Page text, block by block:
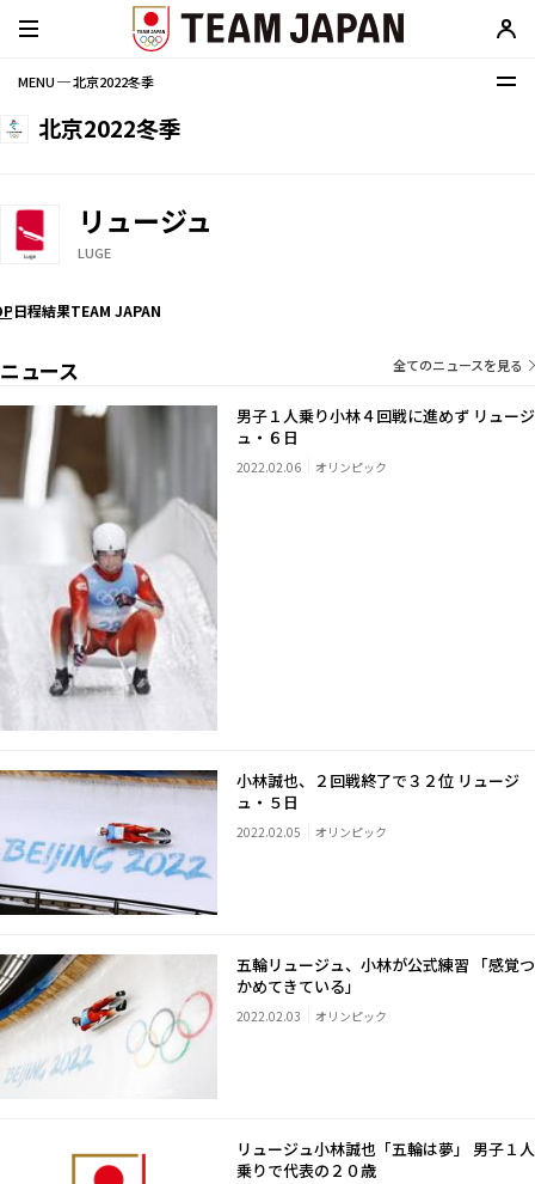
MENU ─ 北京2022冬季
北京2022冬季
リュージュ
LUGE
日程結果TEAM JAPAN
ニュース 全てのニュースを見る
男子１人乗り小林４回戦に進めず リュージ
ュ・６日
2022.02.06 オリンピック
小林誠也、２回戦終了で３２位 リュージ
ュ・５日
2022.02.05 オリンピック
五輪リュージュ、小林が公式練習 「感覚つ
かめてきている」
2022.02.03 オリンピック
リュージュ小林誠也「五輪は夢」 男子１人
乗りで代表の２０歳